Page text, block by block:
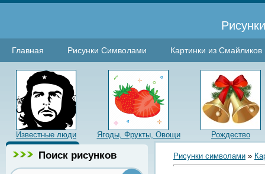
Главная Рисунки Символами Картинки из Смайликов
Известные люди Ягоды, Фрукты, Овощи Рождество
Поиск рисунков Рисунки символами »